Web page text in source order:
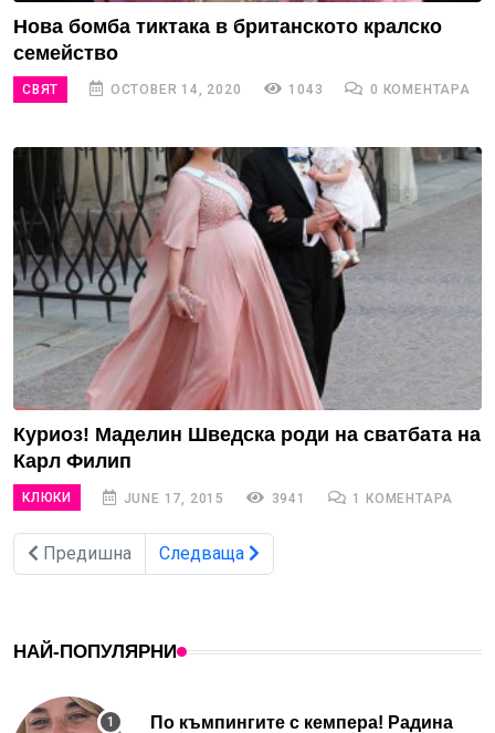
Нова бомба тиктака в британското кралско
семейство
СВЯТ OCTOBER 14, 2020 1043 0 КОМЕНТАРА
Куриоз! Маделин Шведска роди на сватбата на
Карл Филип
КЛЮКИ JUNE 17, 2015 3941 1 КОМЕНТАРА
Предишна Следваща
НАЙ-ПОПУЛЯРНИ
По къмпингите с кемпера! Радина